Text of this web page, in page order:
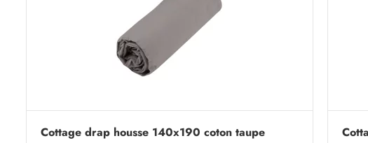
Cottage drap housse 140x190 coton taupe